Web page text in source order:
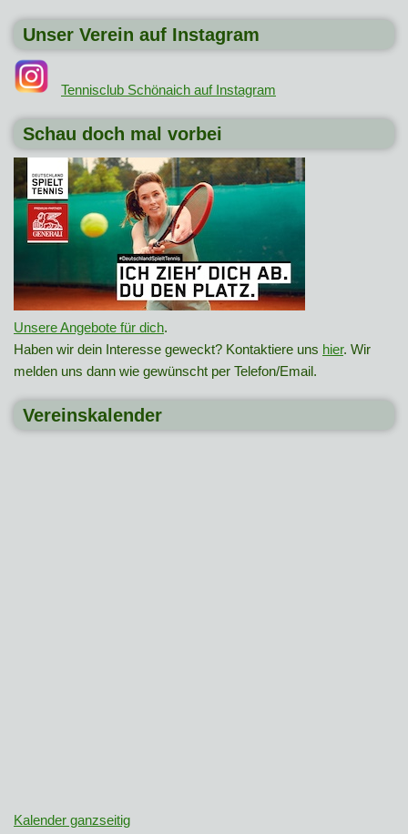
Unser Verein auf Instagram
Tennisclub Schönaich auf Instagram
Schau doch mal vorbei
Unsere Angebote für dich.
Haben wir dein Interesse geweckt? Kontaktiere uns hier. Wir
melden uns dann wie gewünscht per Telefon/Email.
Vereinskalender
Kalender ganzseitig